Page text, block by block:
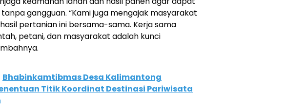
gangguan. “Kami juga mengajak masyarakat
pertanian ini bersama-sama. Kerja sama
petani, dan masyarakat adalah kunci
Bhabinkamtibmas Desa Kalimantong
Titik Koordinat Destinasi Pariwisata